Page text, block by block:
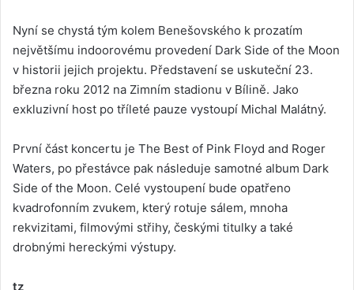
Nyní se chystá tým kolem Benešovského k prozatím
největšímu indoorovému provedení Dark Side of the Moon
v historii jejich projektu. Představení se uskuteční 23.
března roku 2012 na Zimním stadionu v Bílině. Jako
exkluzivní host po tříleté pauze vystoupí Michal Malátný.
První část koncertu je The Best of Pink Floyd and Roger
Waters, po přestávce pak následuje samotné album Dark
Side of the Moon. Celé vystoupení bude opatřeno
kvadrofonním zvukem, který rotuje sálem, mnoha
rekvizitami, filmovými střihy, českými titulky a také
drobnými hereckými výstupy.
tz